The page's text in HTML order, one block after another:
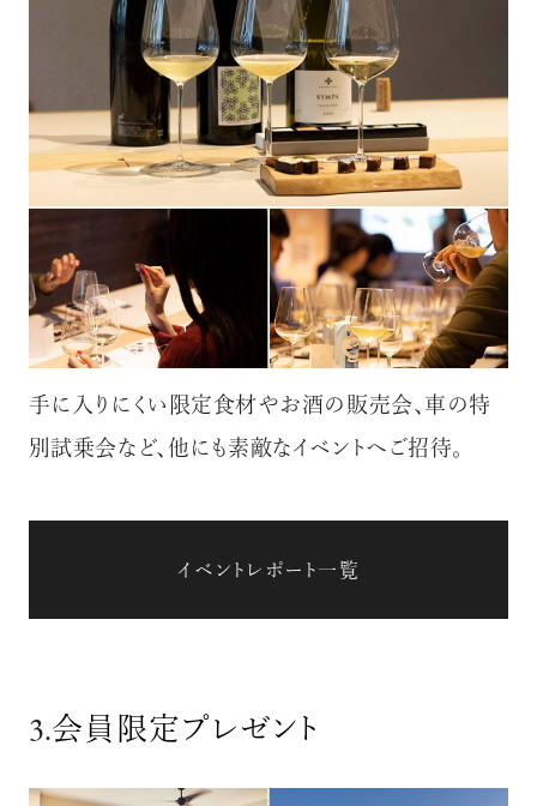
手に入りにくい限定食材やお酒の販売会、車の特
別試乗会など、他にも素敵なイベントへご招待。
イベントレポート一覧
3.会員限定プレゼント